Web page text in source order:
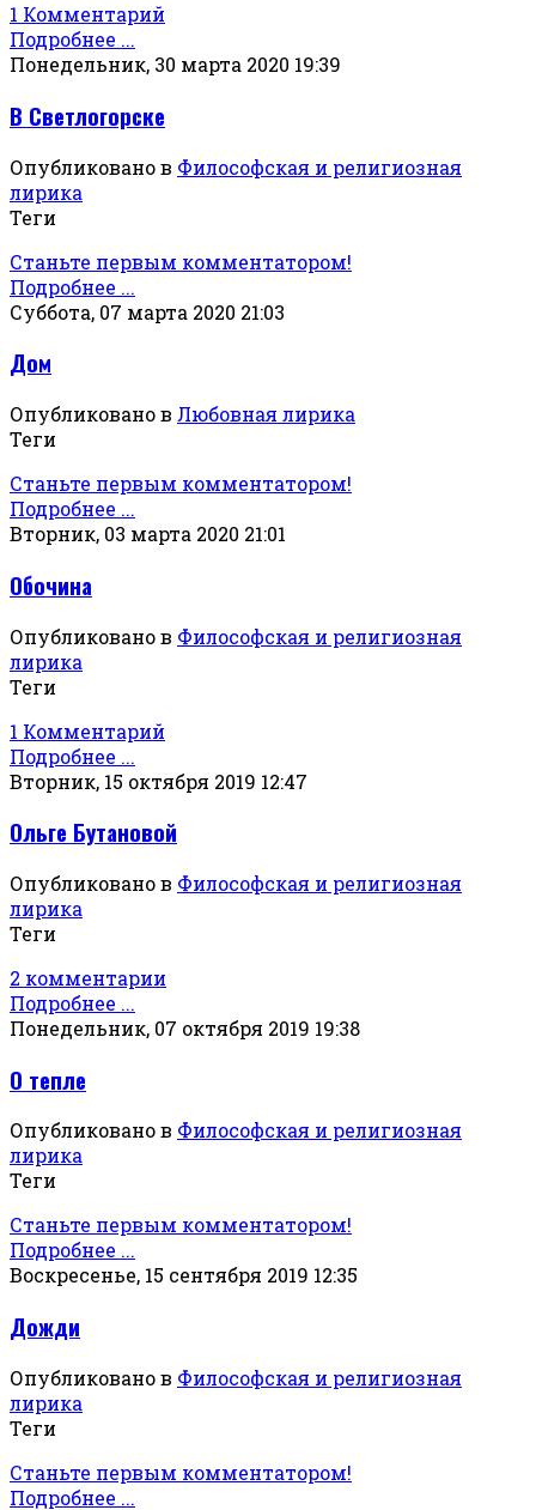
1 Комментарий
Подробнее ...
Понедельник, 30 марта 2020 19:39
В Светлогорске
Опубликовано в Философская и религиозная
лирика
Теги
Станьте первым комментатором!
Подробнее ...
Суббота, 07 марта 2020 21:03
Дом
Опубликовано в Любовная лирика
Теги
Станьте первым комментатором!
Подробнее ...
Вторник, 03 марта 2020 21:01
Обочина
Опубликовано в Философская и религиозная
лирика
Теги
1 Комментарий
Подробнее ...
Вторник, 15 октября 2019 12:47
Ольге Бутановой
Опубликовано в Философская и религиозная
лирика
Теги
2 комментарии
Подробнее ...
Понедельник, 07 октября 2019 19:38
О тепле
Опубликовано в Философская и религиозная
лирика
Теги
Станьте первым комментатором!
Подробнее ...
Воскресенье, 15 сентября 2019 12:35
Дожди
Опубликовано в Философская и религиозная
лирика
Теги
Станьте первым комментатором!
Подробнее ...